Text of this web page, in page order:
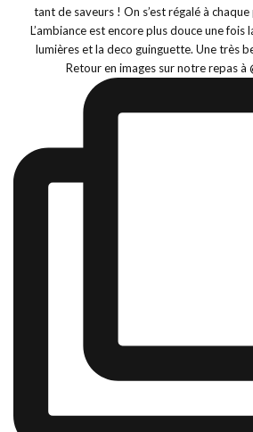
Retour en images sur notre repas à